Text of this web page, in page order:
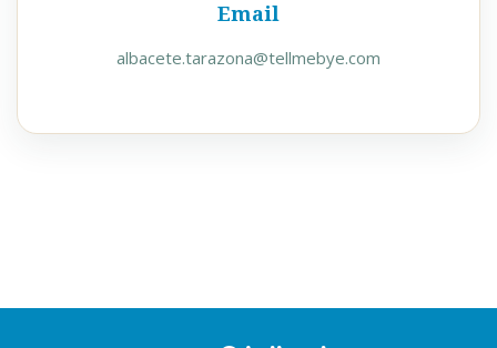
Email
albacete.tarazona@tellmebye.com